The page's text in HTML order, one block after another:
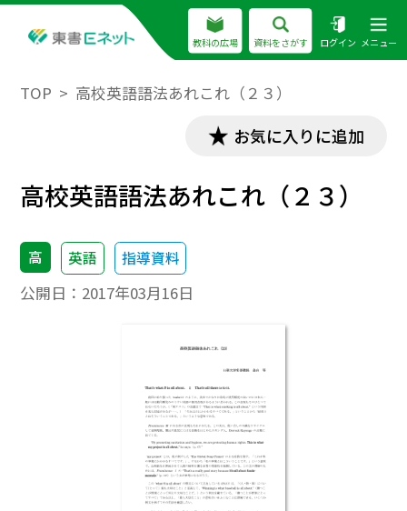
教科の広場 資料をさがす ログイン メニュー
TOP 高校英語語法あれこれ（２３）
お気に入りに追加
高校英語語法あれこれ（２３）
高 英語 指導資料
公開日： 2017年03月16日